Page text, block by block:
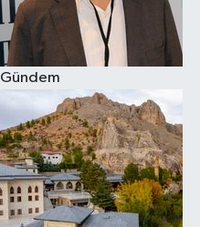
Gündem
Spor
Burç Yorumları
Çocuk
Eğitim
Hava Durumu